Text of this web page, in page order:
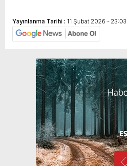
Yayınlanma Tarihi : 11 Şubat 2026 - 23:03